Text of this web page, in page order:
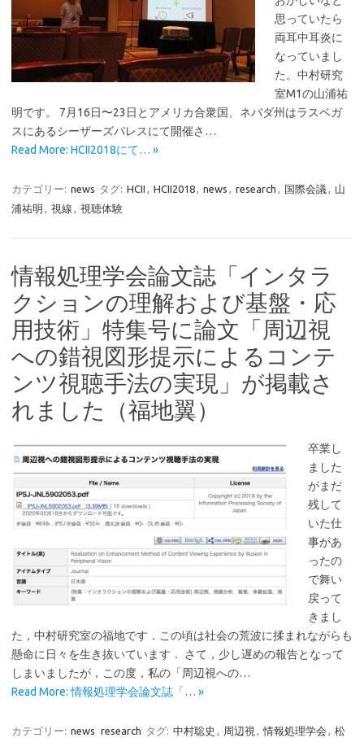
思っていたら
両耳中耳炎に
なっていまし
た。中村研究
室M1の山浦祐
明です。 7月16日〜23日とアメリカ合衆国、ネバダ州はラスベガ
スにあるシーザーズパレスにて開催さ…
Read More: HCII2018にて… »
カテゴリー: news タグ: HCII , HCII2018, news , research , 国際会議 , 山
浦祐明 , 視線 , 視聴体験
情報処理学会論文誌「インタラ
クションの理解および基盤・応
用技術」特集号に論文「周辺視
への錯視図形提示によるコンテ
ンツ視聴手法の実現」が掲載さ
れました（福地翼）
卒業し
ました
がまだ
残して
いた仕
事があ
ったの
で舞い
戻って
きまし
た，中村研究室の福地です．この頃は社会の荒波に揉まれながらも
懸命に日々を生き抜いています． さて，少し遅めの報告となって
しまいましたが，この度，私の「周辺視への…
Read More: 情報処理学会論文誌「… »
カテゴリー: news research タグ: 中村聡史 , 周辺視 , 情報処理学会 , 松